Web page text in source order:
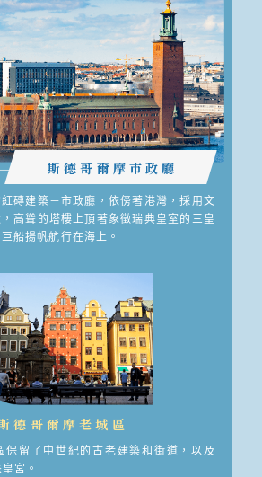
斯德哥爾摩市政廳
磚建築－市政廳，依傍著港灣，採用文
高聳的塔樓上頂著象徵瑞典皇室的三皇
船揚帆航行在海上。
德哥爾摩老城區
保留了中世紀的古老建築和街道，以及
宮。